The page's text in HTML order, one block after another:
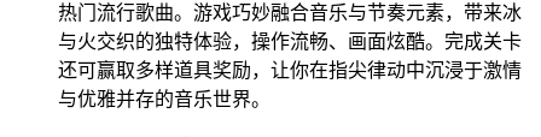
热门流行歌曲。游戏巧妙融合音乐与节奏元素，带来冰
与火交织的独特体验，操作流畅、画面炫酷。完成关卡
还可赢取多样道具奖励，让你在指尖律动中沉浸于激情
与优雅并存的音乐世界。